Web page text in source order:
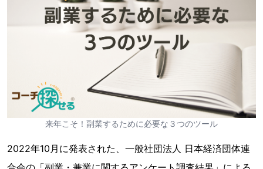
来年こそ！副業するために必要な３つのツール
2022年10月に発表された、一般社団法人 日本経済団体連